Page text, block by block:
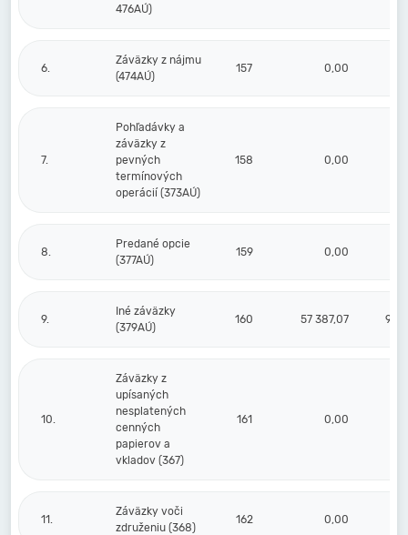
476AÚ)
6.
Záväzky z nájmu
(474AÚ)
157 0,00
7.
Pohľadávky a
záväzky z
pevných
termínových
operácií (373AÚ)
158 0,00
8.
Predané opcie
(377AÚ)
159 0,00
9.
Iné záväzky
(379AÚ)
160 57 387,07 91
10.
Záväzky z
upísaných
nesplatených
cenných
papierov a
vkladov (367)
161 0,00
11.
Záväzky voči
združeniu (368)
162 0,00